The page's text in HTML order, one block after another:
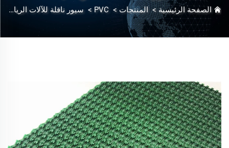
الصفحة الرئيسية>المنتجات >
PVC
> سيور ناقلة للآلات الرياضية